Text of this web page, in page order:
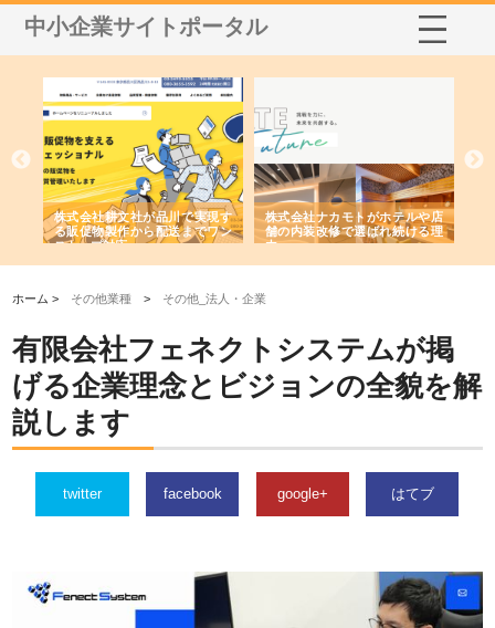
中小企業サイトポータル
株式会社耕文社が品川で実現す
る販促物製作から配送までワン
ストップ対応
株式会社ナカモトがホテルや店
舗の内装改修で選ばれ続ける理
由
ホーム > その他業種 > その他_法人・企業
有限会社フェネクトシステムが掲
げる企業理念とビジョンの全貌を解
説します
twitter facebook google+ はてブ